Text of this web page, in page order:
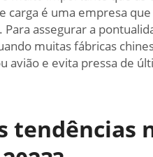
carga é uma empresa
assegurar a
muitas fábricas
avião e evita pressa de
tendências